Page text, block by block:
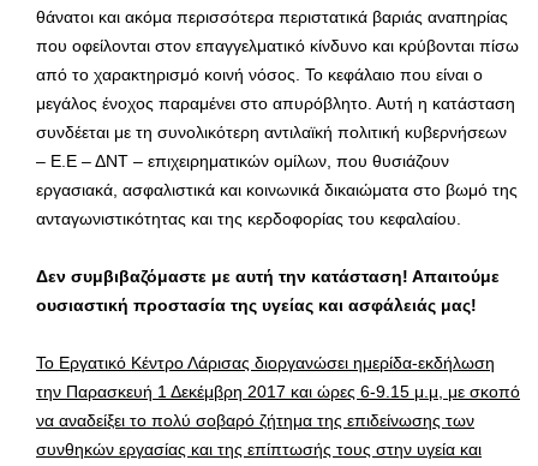
θάνατοι και ακόμα περισσότερα περιστατικά βαριάς αναπηρίας
που οφείλονται στον επαγγελματικό κίνδυνο και κρύβονται πίσω
από το χαρακτηρισμό κοινή νόσος. Το κεφάλαιο που είναι ο
μεγάλος ένοχος παραμένει στο απυρόβλητο. Αυτή η κατάσταση
συνδέεται με τη συνολικότερη αντιλαϊκή πολιτική κυβερνήσεων
– Ε.Ε – ΔΝΤ – επιχειρηματικών ομίλων, που θυσιάζουν
εργασιακά, ασφαλιστικά και κοινωνικά δικαιώματα στο βωμό της
ανταγωνιστικότητας και της κερδοφορίας του κεφαλαίου.
Δεν συμβιβαζόμαστε με αυτή την κατάσταση! Απαιτούμε
ουσιαστική προστασία της υγείας και ασφάλειάς μας!
Το Εργατικό Κέντρο Λάρισας διοργανώσει ημερίδα-εκδήλωση
την Παρασκευή 1 Δεκέμβρη 2017 και ώρες 6-9.15 μ.μ, με σκοπό
να αναδείξει το πολύ σοβαρό ζήτημα της επιδείνωσης των
συνθηκών εργασίας και της επίπτωσής τους στην υγεία και